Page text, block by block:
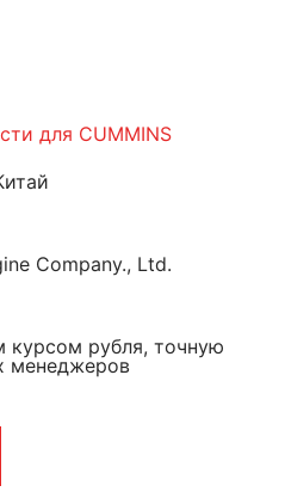
для CUMMINS
Company., Ltd.
курсом рубля, точную
менеджеров